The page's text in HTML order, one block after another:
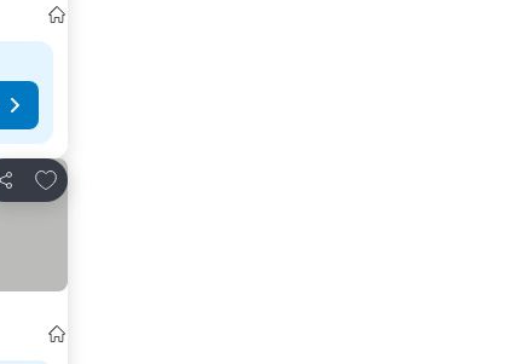
Κοινοποίηση
Προσθήκη στα αγαπημένα